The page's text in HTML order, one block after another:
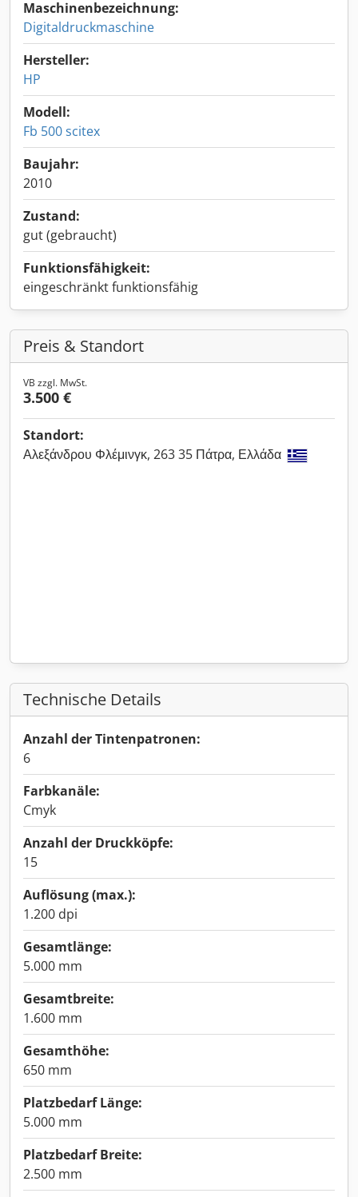
Maschinenbezeichnung:
Digitaldruckmaschine
Hersteller:
HP
Modell:
Fb 500 scitex
Baujahr:
2010
Zustand:
gut (gebraucht)
Funktionsfähigkeit:
eingeschränkt funktionsfähig
Preis & Standort
VB zzgl. MwSt.
3.500 €
Standort:
Αλεξάνδρου Φλέμινγκ, 263 35 Πάτρα, Ελλάδα
Technische Details
Anzahl der Tintenpatronen:
6
Farbkanäle:
Cmyk
Anzahl der Druckköpfe:
15
Auflösung (max.):
1.200 dpi
Gesamtlänge:
5.000 mm
Gesamtbreite:
1.600 mm
Gesamthöhe:
650 mm
Platzbedarf Länge:
5.000 mm
Platzbedarf Breite:
2.500 mm